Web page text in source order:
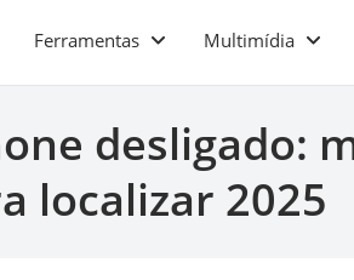
Ferramentas Multimídia
desligado:
localizar 2025